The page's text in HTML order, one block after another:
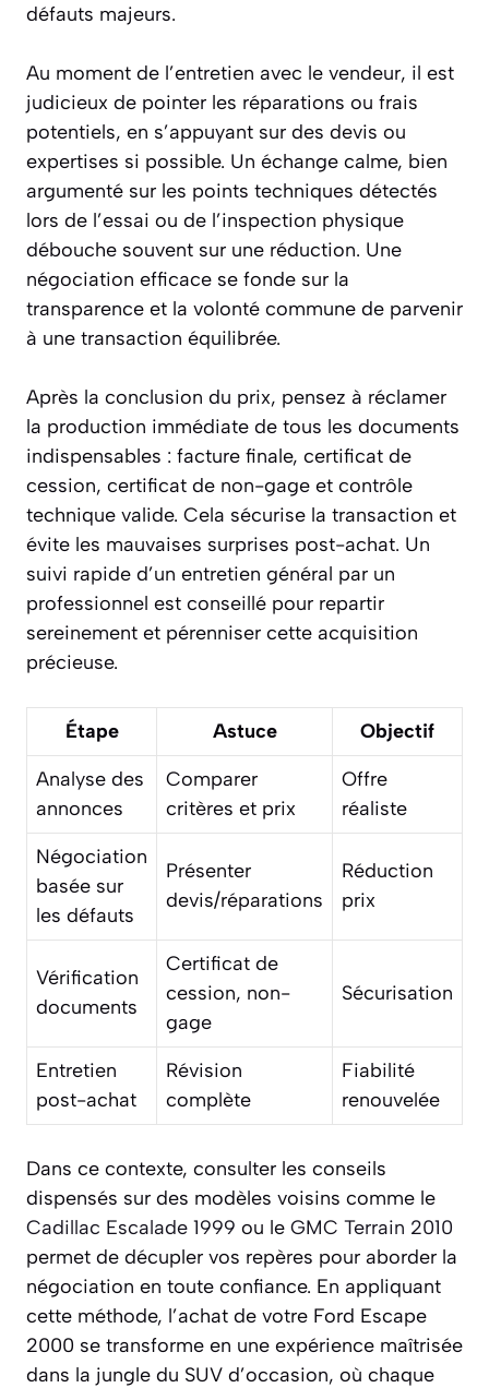
défauts majeurs.
Au moment de l’entretien avec le vendeur, il est
judicieux de pointer les réparations ou frais
potentiels, en s’appuyant sur des devis ou
expertises si possible. Un échange calme, bien
argumenté sur les points techniques détectés
lors de l’essai ou de l’inspection physique
débouche souvent sur une réduction. Une
négociation efficace se fonde sur la
transparence et la volonté commune de parvenir
à une transaction équilibrée.
Après la conclusion du prix, pensez à réclamer
la production immédiate de tous les documents
indispensables : facture finale, certificat de
cession, certificat de non-gage et contrôle
technique valide. Cela sécurise la transaction et
évite les mauvaises surprises post-achat. Un
suivi rapide d’un entretien général par un
professionnel est conseillé pour repartir
sereinement et pérenniser cette acquisition
précieuse.
Étape Astuce
Objectif
Analyse des
annonces
Comparer
critères et prix
Offre
réaliste
Négociation
basée sur
les défauts
Présenter
devis/réparations
Réduction
prix
Vérification
documents
Certificat de
cession, non-
gage
Sécurisation
Entretien
post-achat
Révision
complète
Fiabilité
renouvelée
Dans ce contexte, consulter les conseils
dispensés sur des modèles voisins comme le
Cadillac Escalade 1999 ou le GMC Terrain 2010
permet de décupler vos repères pour aborder la
négociation en toute confiance. En appliquant
cette méthode, l’achat de votre Ford Escape
2000 se transforme en une expérience maîtrisée
dans la jungle du SUV d’occasion, où chaque